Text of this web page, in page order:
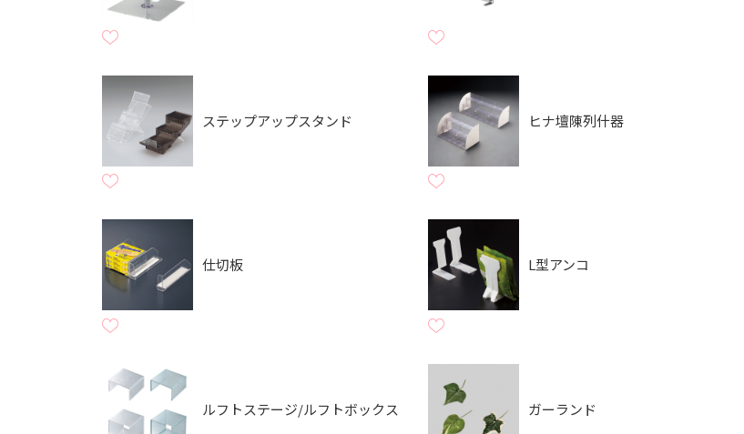
ステップアップスタンド ヒナ壇陳列什器
仕切板 L型アンコ
ルフトステージ/ルフトボックス ガーランド